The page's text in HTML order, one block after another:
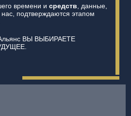
времени и средств, данные,
подтверждаются этапом
ВЫ ВЫБИРАЕТЕ